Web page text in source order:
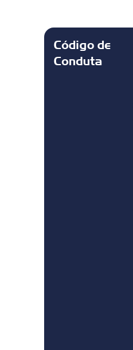
Código de
Conduta